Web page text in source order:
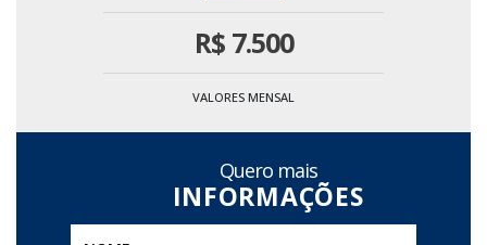
R$7.500
VALORES MENSAL
Quero mais